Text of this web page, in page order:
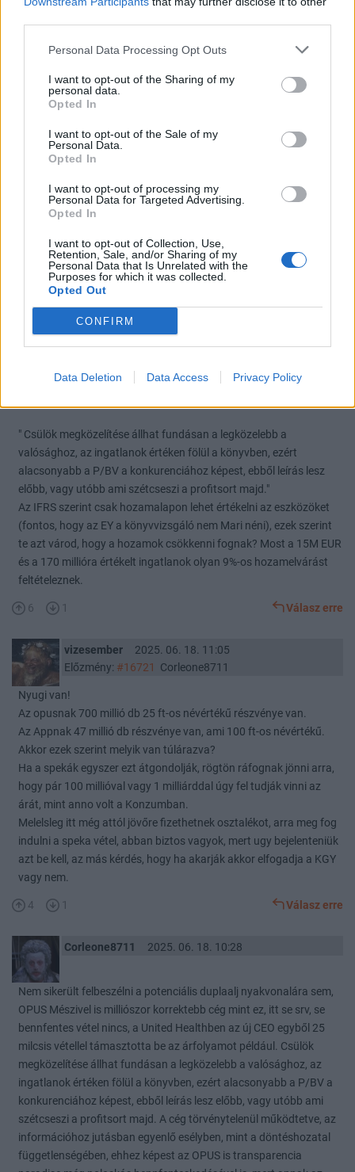
Personal Data Processing Opt Outs
I want to opt-out of the Sharing of my
personal data.
Opted In
I want to opt-out of the Sale of my
Personal Data.
Opted In
I want to opt-out of processing my
Personal Data for Targeted Advertising.
Opted In
I want to opt-out of Collection, Use,
Retention, Sale, and/or Sharing of my
Personal Data that Is Unrelated with the
Purposes for which it was collected.
Opted Out
CONFIRM
Data Deletion Data Access Privacy Policy
Eisenburgprofesszor
Jó lenne, ha elkezdenék venni, pocsék az árfolyama.
stacstac
Előzmény:
#16721 Corleone8711
segíteni jöttél, kárörvendeni, vagy csak simán venni szeretnél?
5
Josefernando79
2025. 06. 18. 11:25
" Csülök megközelítése állhat fundásan a legközelebb a
valósághoz, az ingatlanok értéken fölül a könyvben, ezért
alacsonyabb a P/BV a konkurenciához képest, ebből leírás lesz
előbb, vagy utóbb ami szétcseszi a profitsort majd."
Az IFRS szerint csak hozamalapon lehet értékelni az eszközöket
(fontos, hogy az EY a könyvvizsgáló nem Mari néni), ezek szerint
te azt várod, hogy a hozamok csökkenni fognak? Most a 15M EUR
és a 170 millióra értékelt ingatlanok olyan 9%-os hozamelvárást
feltételeznek.
6 1 Válasz erre
vizesember
2025. 06. 18. 11:05
Előzmény: #16721 Corleone8711
Nyugi van!
Az opusnak 700 millió db 25 ft-os névértékű részvénye van.
Az Appnak 47 millió db részvénye van, ami 100 ft-os névértékű.
Akkor ezek szerint melyik van túlárazva?
Ha a spekák egyszer ezt átgondolják, rögtön ráfognak jönni arra,
hogy pár 100 millióval vagy 1 milliárddal úgy fel tudják vinni az
árát, mint anno volt a Konzumban.
Melelsleg itt még attól jövőre fizethetnek osztalékot, arra meg fog
indulni a speka vétel, abban biztos vagyok, mert ugy bejelenteniük
azt be kell, az más kérdés, hogy ha akarják akkor elfogadja a KGY
vagy nem.
4 1 Válasz erre
Corleone8711 2025. 06. 18. 10:28
Nem sikerült felbeszélni a potenciális duplaalj nyakvonalára sem,
OPUS Mészivel is milliószor korrektebb cég mint ez, itt se srv, se
bennfentes vétel nincs, a United Healthben az új CEO egyből 25
milcsis vétellel támasztotta be az árfolyamot például. Csülök
megközelítése állhat fundásan a legközelebb a valósághoz, az
ingatlanok értéken fölül a könyvben, ezért alacsonyabb a P/BV a
konkurenciához képest, ebből leírás lesz előbb, vagy utóbb ami
szétcseszi a profitsort majd. A cég törvénytelenül működtetve, az
információhoz jutásban egyenlő esélyben, mint a döntéshozatal
függetlenségében, ehhez képest az OPUS is transparencia